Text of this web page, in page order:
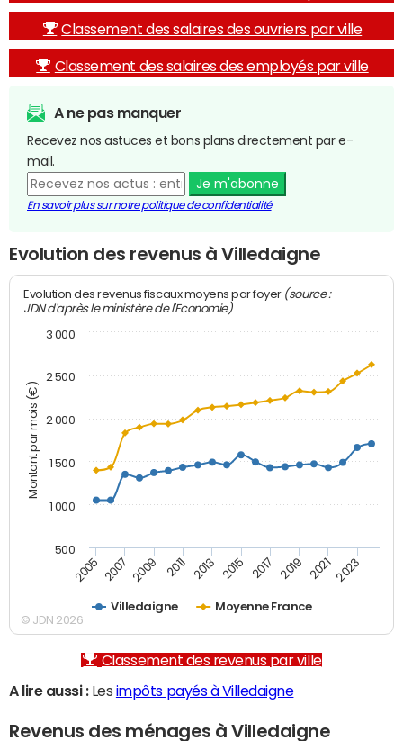
Classement des salaires des ouvriers par ville
Classement des salaires des employés par ville
A ne pas manquer
Recevez nos astuces et bons plans directement par e-
mail.
Je m'abonne
En savoir plus sur notre politique de confidentialité
Evolution des revenus à Villedaigne
Montant par mois (€)
Evolution des revenus fiscaux moyens par foyer (source :
JDN d'après le ministère de l'Economie)
Villedaigne Moyenne France
2005 2007 2009 2011 2013 2015 2017 2019 2021 2023
500
1 000
1 500
2 000
2 500
3 000
© JDN 2026
Classement des revenus par ville
A lire aussi :Les impôts payés à Villedaigne
Revenus des ménages à Villedaigne